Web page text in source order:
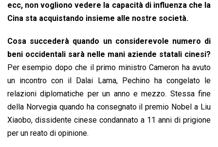
ecc, non vogliono vedere la capacità di influenza che la
Cina sta acquistando insieme alle nostre società.
Cosa succederà quando un considerevole numero di
beni occidentali sarà nelle mani aziende statali cinesi?
Per esempio dopo che il primo ministro Cameron ha avuto
un incontro con il Dalai Lama, Pechino ha congelato le
relazioni diplomatiche per un anno e mezzo. Stessa fine
della Norvegia quando ha consegnato il premio Nobel a Liu
Xiaobo, dissidente cinese condannato a 11 anni di prigione
per un reato di opinione.